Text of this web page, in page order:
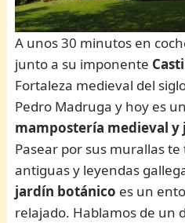
A unos 30 minutos en
junto a su imponente
Fortaleza medieval del
Pedro Madruga y hoy es
mampostería medieval y
Pasear por sus murallas
antiguas y leyendas
jardín botánico es un
relajado. Hablamos de un